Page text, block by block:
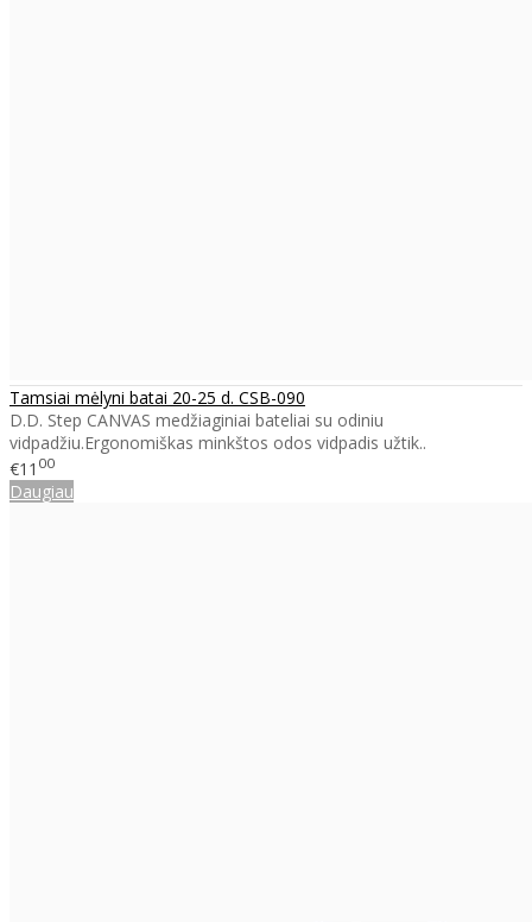
Tamsiai mėlyni batai 20-25 d. CSB-090
D.D. Step CANVAS medžiaginiai bateliai su odiniu
vidpadžiu.Ergonomiškas minkštos odos vidpadis užtik..
€11 00
Daugiau